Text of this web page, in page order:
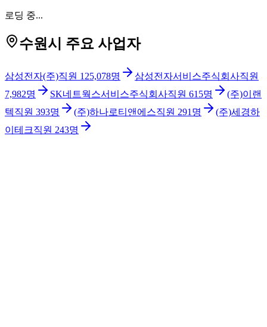
로딩 중...
수원시 주요 사업자
삼성전자(주)직원 125,078명 삼성전자서비스주식회사직원
7,982명 SK네트웍스서비스주식회사직원 615명
(주)이랜
텍직원 393명 (주)하나로티앤에스직원 291 명
(주)세경하
이테크직원 243명